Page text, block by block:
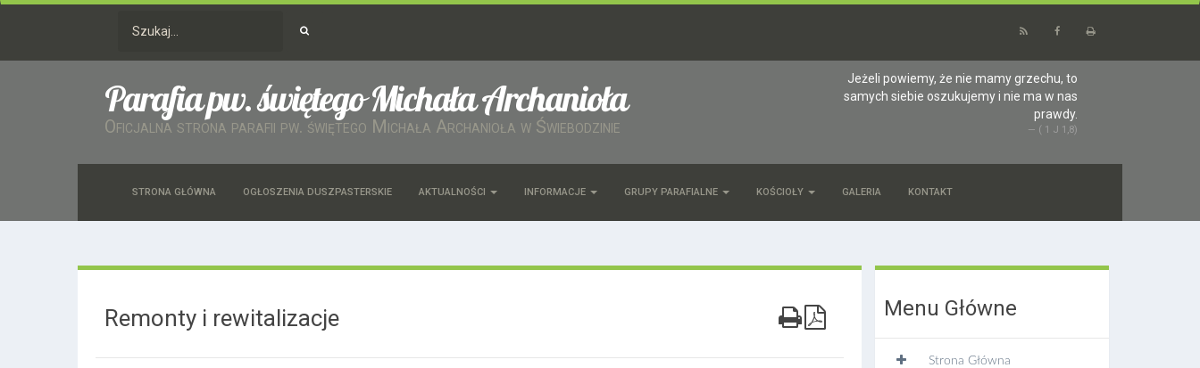
Parafia pw. świętego Michała Archanioła
Oficjalna strona parafii pw. świętego Michała Archanioła w Świebodzinie
Jeżeli powiemy, że nie mamy grzechu, to
samych siebie oszukujemy i nie ma w nas
prawdy.
( 1 J 1,8)
STRONA GŁÓWNA OGŁOSZENIA DUSZPASTERSKIE AKTUALNOŚCI INFORMACJE GRUPY PARAFIALNE KOŚCIOŁY GALERIA KONTAKT
Remonty i rewitalizacje Menu Główne
Strona Główna